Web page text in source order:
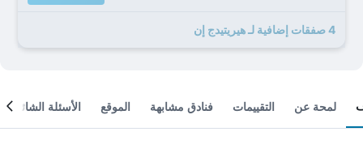
4 صفقات إضافية لـ هيريتيدج إن
لمحة عن التقييمات فنادق مشابهة الموقع الأسئلة الشائعة